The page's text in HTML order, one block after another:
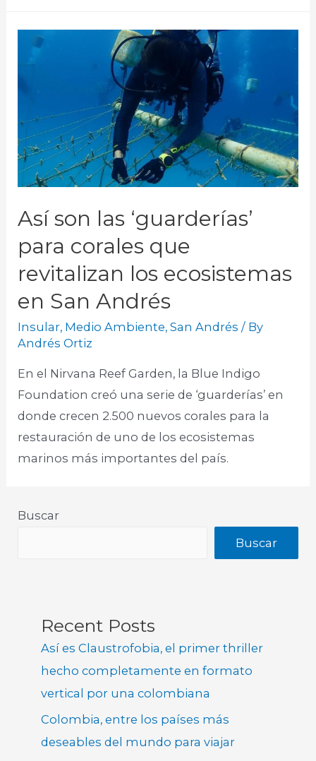
Así son las ‘guarderías’
para corales que
revitalizan los ecosistemas
en San Andrés
Insular, Medio Ambiente,San Andrés / By
Andrés Ortiz
En el Nirvana Reef Garden, la Blue Indigo
Foundation creó una serie de ‘guarderías’ en
donde crecen 2.500 nuevos corales para la
restauración de uno de los ecosistemas
marinos más importantes del país.
Buscar
Buscar
Recent Posts
Así es Claustrofobia, el primer thriller
hecho completamente en formato
vertical por una colombiana
Colombia, entre los países más
deseables del mundo para viajar